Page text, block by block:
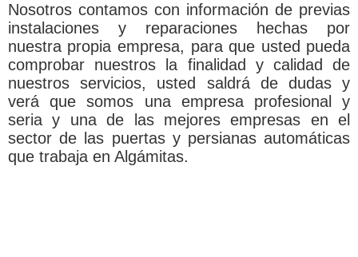
Nosotros contamos con información de previas
instalaciones y reparaciones hechas por
nuestra propia empresa, para que usted pueda
comprobar nuestros la finalidad y calidad de
nuestros servicios, usted saldrá de dudas y
verá que somos una empresa profesional y
seria y una de las mejores empresas en el
sector de las puertas y persianas automáticas
que trabaja en Algámitas.